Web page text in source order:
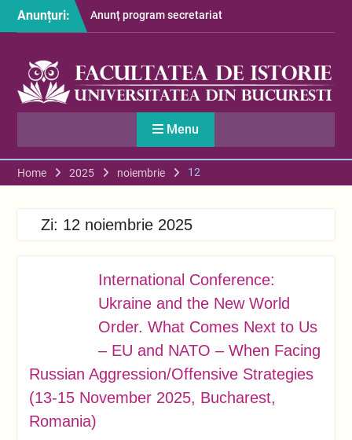
Anunțuri:
Anunț program secretariat
– luna august
2026
S-au afișat informațiile
despre cazarea studenților
în anul universitar 2026-
Menu
Home 2025 noiembrie 12
Zi: 12 noiembrie 2025
International Conference:
Ukraine and the New World
Order. What Comes Next to Us
– EU and NATO – When Facing
Russian Aggression/Offensive Strategies
(13-15 November 2025, Bucharest,
Romania)